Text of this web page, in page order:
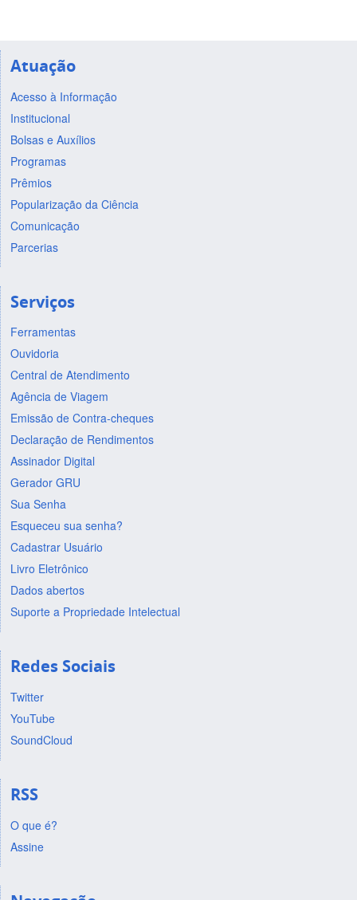
Atuação
Acesso à Informação
Institucional
Bolsas e Auxílios
Programas
Prêmios
Popularização da Ciência
Comunicação
Parcerias
Serviços
Ferramentas
Ouvidoria
Central de Atendimento
Agência de Viagem
Emissão de Contra-cheques
Declaração de Rendimentos
Assinador Digital
Gerador GRU
Sua Senha
Esqueceu sua senha?
Cadastrar Usuário
Livro Eletrônico
Dados abertos
Suporte a Propriedade Intelectual
Redes Sociais
Twitter
YouTube
SoundCloud
RSS
O que é?
Assine